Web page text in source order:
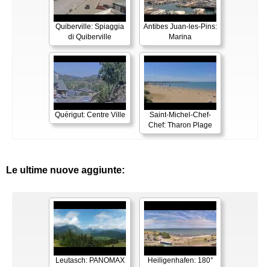
Quiberville: Spiaggia
di Quiberville
Antibes Juan-les-Pins:
Marina
Quérigut: Centre Ville
Saint-Michel-Chef-
Chef: Tharon Plage
Le ultime nuove aggiunte:
Leutasch: PANOMAX
Heiligenhafen: 180°